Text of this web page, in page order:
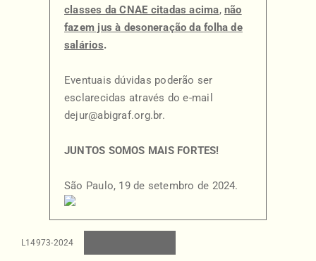
classes da CNAE citadas acima, não
fazem jus à desoneração da folha de
salários.
Eventuais dúvidas poderão ser
esclarecidas através do e-mail
dejur@abigraf.org.br.
JUNTOS SOMOS MAIS FORTES!
São Paulo, 19 de setembro de 2024.
L14973-2024